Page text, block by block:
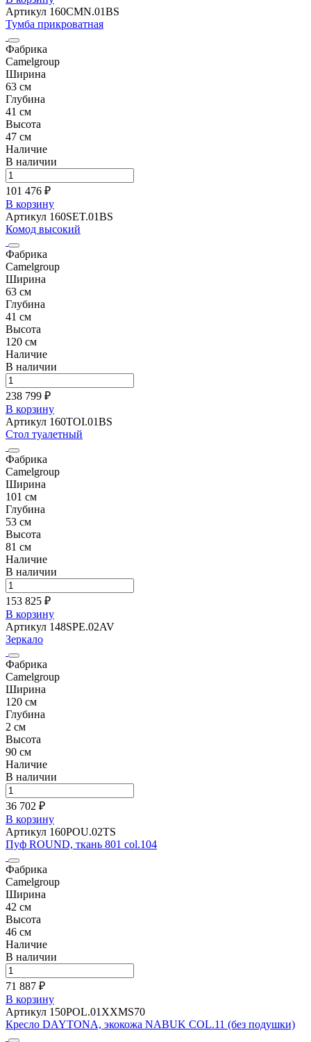
Артикул 160CMN.01BS
Тумба прикроватная
Фабрика
Camelgroup
Ширина
63 см
Глубина
41 см
Высота
47 см
Наличие
В наличии
101 476 ₽
В корзину
Артикул 160SET.01BS
Комод высокий
Фабрика
Camelgroup
Ширина
63 см
Глубина
41 см
Высота
120 см
Наличие
В наличии
238 799 ₽
В корзину
Артикул 160TOI.01BS
Стол туалетный
Фабрика
Camelgroup
Ширина
101 см
Глубина
53 см
Высота
81 см
Наличие
В наличии
153 825 ₽
В корзину
Артикул 148SPE.02AV
Зеркало
Фабрика
Camelgroup
Ширина
120 см
Глубина
2 см
Высота
90 см
Наличие
В наличии
36 702 ₽
В корзину
Артикул 160POU.02TS
Пуф ROUND, ткань 801 col.104
Фабрика
Camelgroup
Ширина
42 см
Высота
46 см
Наличие
В наличии
71 887 ₽
В корзину
Артикул 150POL.01XXMS70
Кресло DAYTONA, экокожа NABUK COL.11 (без подушки)